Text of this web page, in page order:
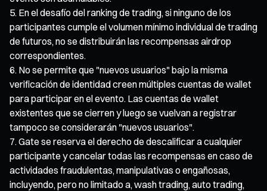
En el desafío del ranking de trading, si ninguno de los
participantes cumple el volumen mínimo individual de trading
de futuros, no se distribuirán las recompensas airdrop
correspondientes.
No se permite que "nuevos usuarios" bajo la misma
verificación de identidad creen múltiples cuentas de wallet
para participar en el evento. Las cuentas de wallet
existentes que se cierren y luego se vuelvan a registrar
tampoco se considerarán "nuevos usuarios".
Gate se reserva el derecho de descalificar a cualquier
participante y cancelar todas las recompensas en caso de
actividades fraudulentas, manipulativas o engañosas,
incluyendo, pero no limitado a, wash trading, auto trading,